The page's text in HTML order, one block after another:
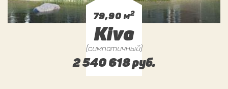
79,90 м2
Kiva
(симпатичный)
2 540 618 руб.